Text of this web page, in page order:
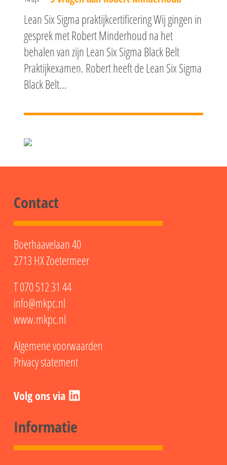
Lean Six Sigma praktijkcertificering Wij gingen in
gesprek met Robert Minderhoud na het
behalen van zijn Lean Six Sigma Black Belt
Praktijkexamen. Robert heeft de Lean Six Sigma
Black Belt...
Contact
Boerhaavelaan 40
2713 HX Zoetermeer
T070 512 31 44
info@mkpc.nl
www.mkpc.nl
Algemene voorwaarden
Privacy statement
Informatie